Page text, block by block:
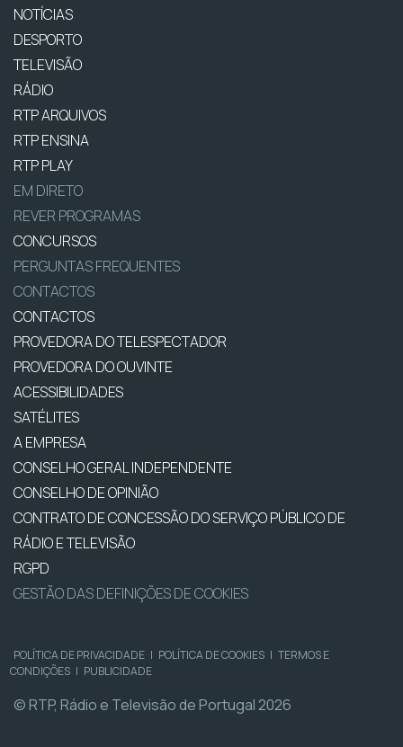
NOTÍCIAS
DESPORTO
TELEVISÃO
RÁDIO
RTP ARQUIVOS
RTP ENSINA
RTP PLAY
EM DIRETO
REVER PROGRAMAS
CONCURSOS
PERGUNTAS FREQUENTES
CONTACTOS
CONTACTOS
PROVEDORA DO TELESPECTADOR
PROVEDORA DO OUVINTE
ACESSIBILIDADES
SATÉLITES
A EMPRESA
CONSELHO GERAL INDEPENDENTE
CONSELHO DE OPINIÃO
CONTRATO DE CONCESSÃO DO SERVIÇO PÚBLICO DE
RÁDIO E TELEVISÃO
RGPD
GESTÃO DAS DEFINIÇÕES DE COOKIES
POLÍTICA DE PRIVACIDADE | POLÍTICA DE COOKIES | TERMOS E
CONDIÇÕES | PUBLICIDADE
© RTP, Rádio e Televisão de Portugal 2026